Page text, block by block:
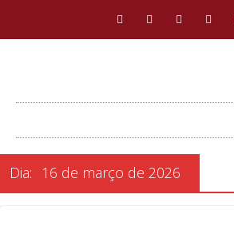
Dia: 16 de março de 2026